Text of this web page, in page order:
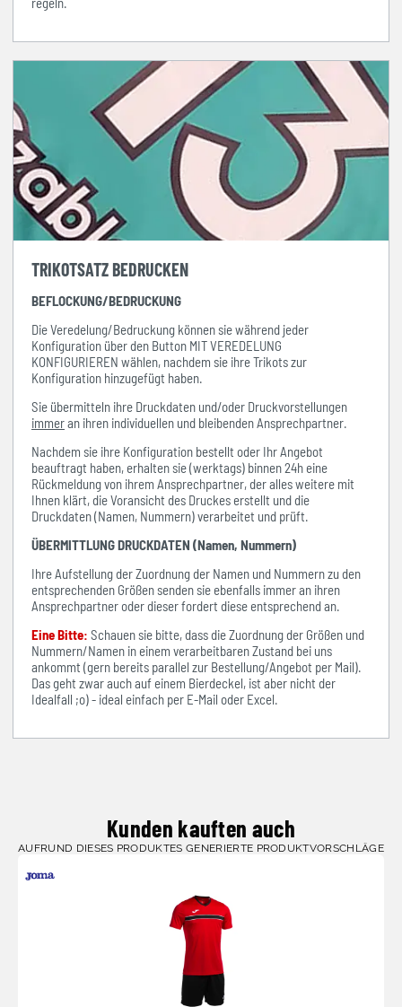
TRIKOTSATZ BEDRUCKEN
BEFLOCKUNG/BEDRUCKUNG
Die Veredelung/Bedruckung können sie während jeder
Konfiguration über den Button MIT VEREDELUNG
KONFIGURIEREN wählen, nachdem sie ihre Trikots zur
Konfiguration hinzugefügt haben.
Sie übermitteln ihre Druckdaten und/oder Druckvorstellungen
immeran ihren individuellen und bleibenden Ansprechpartner.
Nachdem sie ihre Konfiguration bestellt oder Ihr Angebot
beauftragt haben, erhalten sie (werktags) binnen 24h eine
Rückmeldung von ihrem Ansprechpartner, der alles weitere mit
Ihnen klärt, die Voransicht des Druckes erstellt und die
Druckdaten (Namen, Nummern) verarbeitet und prüft.
ÜBERMITTLUNG DRUCKDATEN (Namen, Nummern)
Ihre Aufstellung der Zuordnung der Namen und Nummern zu den
entsprechenden Größen senden sie ebenfalls immer an ihren
Ansprechpartner oder dieser fordert diese entsprechend an.
Eine Bitte: Schauen sie bitte, dass die Zuordnung der Größen und
Nummern/Namen in einem verarbeitbaren Zustand bei uns
ankommt (gern bereits parallel zur Bestellung/Angebot per Mail).
Das geht zwar auch auf einem Bierdeckel, ist aber nicht der
Idealfall ;o) - ideal einfach per E-Mail oder Excel.
Kunden kauften auch
AUFRUND DIESES PRODUKTES GENERIERTE PRODUKTVORSCHLÄGE